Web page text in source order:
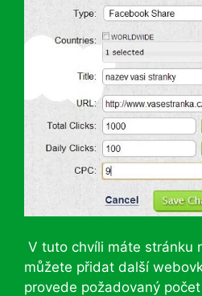
V tuto chvíli máte stránku
můžete přidat další
provede požadovaný